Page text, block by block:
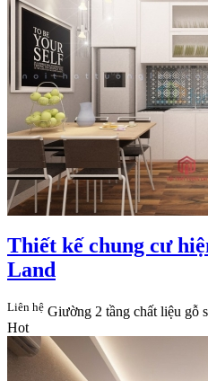
Thiết kế chung cư
Land
Liên hệ Giường 2 tầng chất liệu gỗ
Hot